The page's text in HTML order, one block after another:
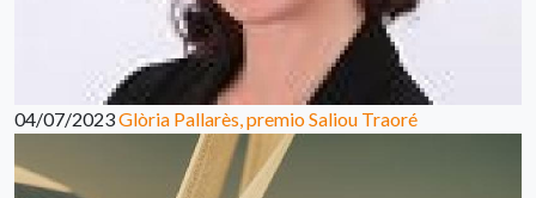
04/07/2023Glòria Pallarès, premio Saliou Traoré